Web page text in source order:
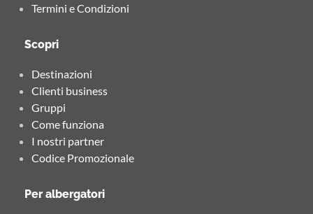
Termini e Condizioni
Scopri
Destinazioni
Clienti business
Gruppi
Come funziona
I nostri partner
Codice Promozionale
Per albergatori